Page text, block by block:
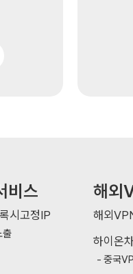
비스
시고정IP
출
해외
해외
하이온
중국